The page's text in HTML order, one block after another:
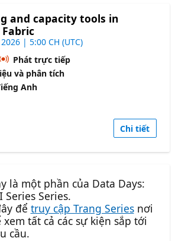
and capacity tools in
| 5:00 CH (UTC)
Phát trực tiếp
và phân tích
Anh
Chi tiết
là một phần của Data Days:
Series Series.
để truy cập Trang Seriesnơi
tất cả các sự kiện sắp tới
cầu.